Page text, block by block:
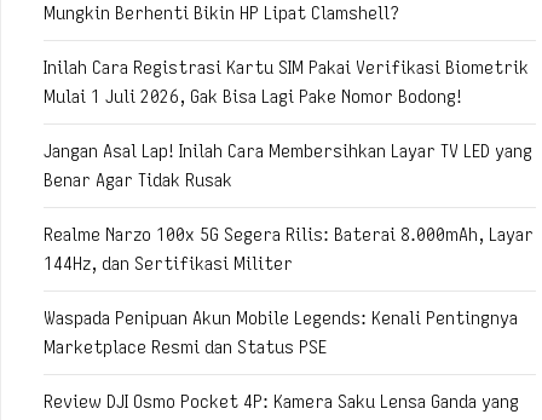
Mungkin Berhenti Bikin HP Lipat Clamshell?
Inilah Cara Registrasi Kartu SIM Pakai Verifikasi Biometrik
Mulai 1 Juli 2026, Gak Bisa Lagi Pake Nomor Bodong!
Jangan Asal Lap! Inilah Cara Membersihkan Layar TV LED yang
Benar Agar Tidak Rusak
Realme Narzo 100x 5G Segera Rilis: Baterai 8.000mAh, Layar
144Hz, dan Sertifikasi Militer
Waspada Penipuan Akun Mobile Legends: Kenali Pentingnya
Marketplace Resmi dan Status PSE
Review DJI Osmo Pocket 4P: Kamera Saku Lensa Ganda yang